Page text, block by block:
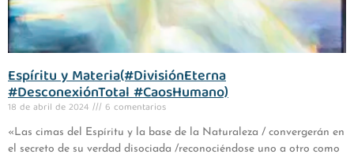
Espíritu y Materia(#DivisiónEterna
#DesconexiónTotal #CaosHumano)
18 de abril de 2024 6 comentarios
«Las cimas del Espíritu y la base de la Naturaleza / convergerán en
el secreto de su verdad disociada /reconociéndose uno a otro como